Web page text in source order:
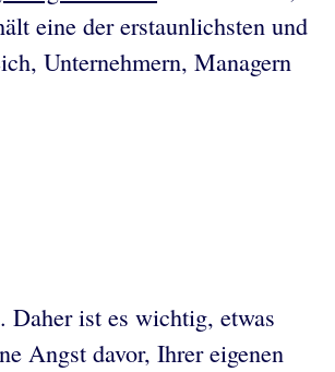
eine der erstaunlichsten und
Unternehmern, Managern
Daher ist es wichtig, etwas
Angst davor, Ihrer eigenen